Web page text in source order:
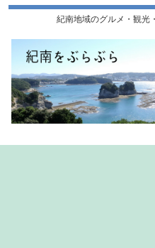
紀南地域のグルメ・観光